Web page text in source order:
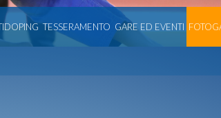
TESSERAMENTO GARE ED EVENTI